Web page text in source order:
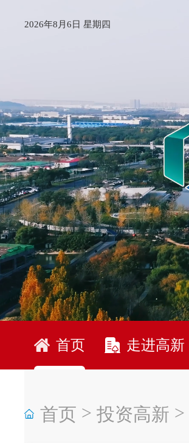
2026年8月6日 星期四
首页 走进高新
首页 > 投资高新 >